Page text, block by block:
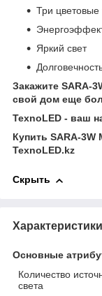
Три
Яркий свет
Закажите SARA-
свой дом еще
TexnoLED - ваш
Купить SARA-3W
TexnoLED.kz
Скрыть
Характеристики
Основные
Количество
света